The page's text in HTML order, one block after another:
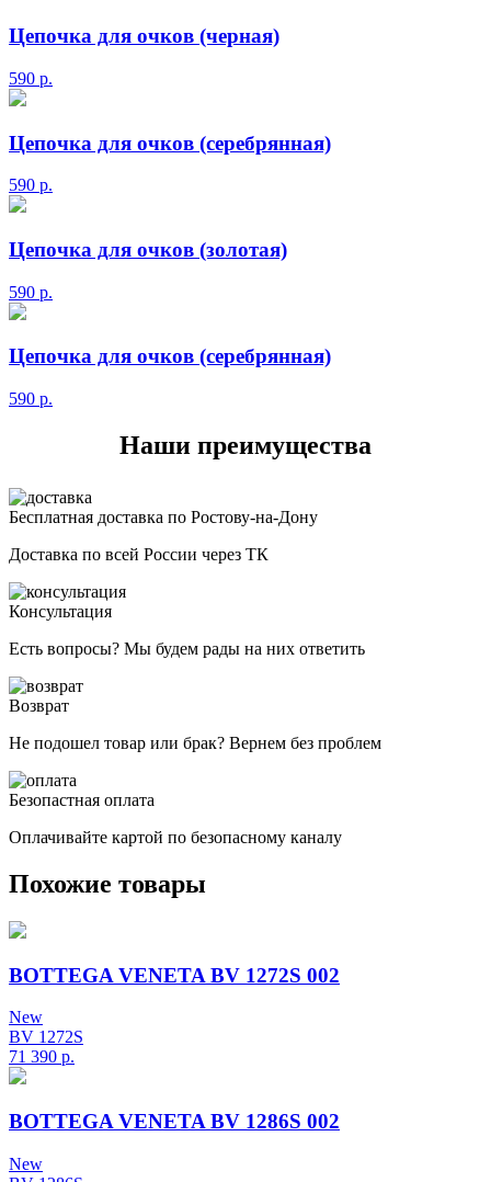
Цепочка для очков (черная)
590 р.
Цепочка для очков (серебрянная)
590 р.
Цепочка для очков (золотая)
590 р.
Цепочка для очков (серебрянная)
590 р.
Наши преимущества
Бесплатная доставка по Ростову-на-Дону
Доставка по всей России через ТК
Консультация
Есть вопросы? Мы будем рады на них ответить
Возврат
Не подошел товар или брак? Вернем без проблем
Безопастная оплата
Оплачивайте картой по безопасному каналу
Похожие товары
BOTTEGA VENETA BV 1272S 002
New
BV 1272S
71 390 р.
BOTTEGA VENETA BV 1286S 002
New